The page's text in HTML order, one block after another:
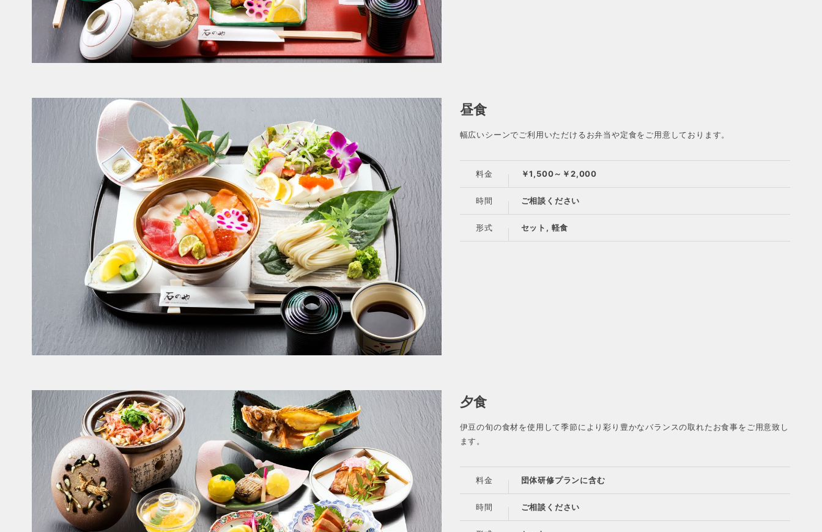
昼食
幅広いシーンでご利用いただけるお弁当や定食をご用意しております。
料金 ￥1,500～￥2,000
時間 ご相談ください
形式 セット, 軽食
夕食
伊豆の旬の食材を使用して季節により彩り豊かなバランスの取れたお食事をご用意致し
ます。
料金 団体研修プランに含む
時間 ご相談ください